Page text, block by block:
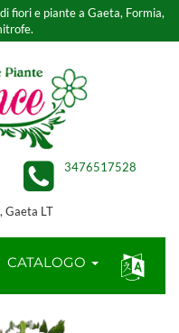
fiori e piante a Gaeta, Formia,
3476517528
Gaeta LT
CATALOGO